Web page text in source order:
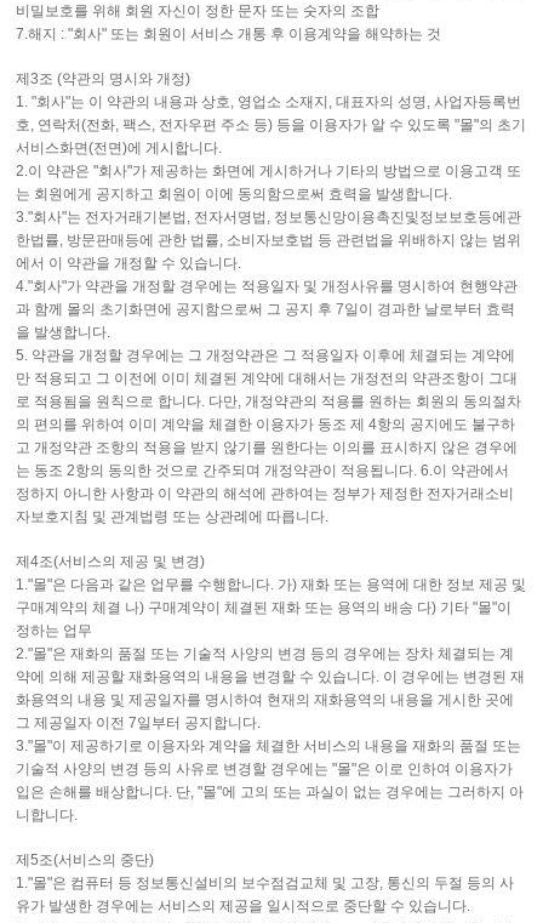
비밀보호를 위해 회원 자신이 정한 문자 또는 숫자의 조합
7.해지 : "회사" 또는 회원이 서비스 개통 후 이용계약을 해약하는 것
제3조 (약관의 명시와 개정)
1. "회사"는 이 약관의 내용과 상호, 영업소 소재지, 대표자의 성명, 사업자등록번
호, 연락처(전화, 팩스, 전자우편 주소 등) 등을 이용자가 알 수 있도록 "몰"의 초기
서비스화면(전면)에 게시합니다.
2.이 약관은 "회사"가 제공하는 화면에 게시하거나 기타의 방법으로 이용고객 또
는 회원에게 공지하고 회원이 이에 동의함으로써 효력을 발생합니다.
3."회사"는 전자거래기본법, 전자서명법, 정보통신망이용촉진및정보보호등에관
한법률, 방문판매등에 관한 법률, 소비자보호법 등 관련법을 위배하지 않는 범위
에서 이 약관을 개정할 수 있습니다.
4."회사"가 약관을 개정할 경우에는 적용일자 및 개정사유를 명시하여 현행약관
과 함께 몰의 초기화면에 공지함으로써 그 공지 후 7일이 경과한 날로부터 효력
을 발생합니다.
5. 약관을 개정할 경우에는 그 개정약관은 그 적용일자 이후에 체결되는 계약에
만 적용되고 그 이전에 이미 체결된 계약에 대해서는 개정전의 약관조항이 그대
로 적용됨을 원칙으로 합니다. 다만, 개정약관의 적용를 원하는 회원의 동의절차
의 편의를 위하여 이미 계약을 체결한 이용자가 동조 제 4항의 공지에도 불구하
고 개정약관 조항의 적용을 받지 않기를 원한다는 이의를 표시하지 않은 경우에
는 동조 2항의 동의한 것으로 간주되며 개정약관이 적용됩니다. 6.이 약관에서
정하지 아니한 사항과 이 약관의 해석에 관하여는 정부가 제정한 전자거래소비
자보호지침 및 관계법령 또는 상관례에 따릅니다.
제4조(서비스의 제공 및 변경)
1."몰"은 다음과 같은 업무를 수행합니다. 가) 재화 또는 용역에 대한 정보 제공 및
구매계약의 체결 나) 구매계약이 체결된 재화 또는 용역의 배송 다) 기타 "몰"이
정하는 업무
2."몰"은 재화의 품절 또는 기술적 사양의 변경 등의 경우에는 장차 체결되는 계
약에 의해 제공할 재화용역의 내용을 변경할 수 있습니다. 이 경우에는 변경된 재
화용역의 내용 및 제공일자를 명시하여 현재의 재화용역의 내용을 게시한 곳에
그 제공일자 이전 7일부터 공지합니다.
3."몰"이 제공하기로 이용자와 계약을 체결한 서비스의 내용을 재화의 품절 또는
기술적 사양의 변경 등의 사유로 변경할 경우에는 "몰"은 이로 인하여 이용자가
입은 손해를 배상합니다. 단, "몰"에 고의 또는 과실이 없는 경우에는 그러하지 아
니합니다.
제5조(서비스의 중단)
1."몰"은 컴퓨터 등 정보통신설비의 보수점검교체 및 고장, 통신의 두절 등의 사
유가 발생한 경우에는 서비스의 제공을 일시적으로 중단할 수 있습니다.